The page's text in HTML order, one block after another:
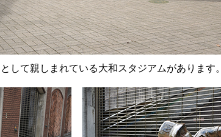
して親しまれている大和スタジアムがあります。